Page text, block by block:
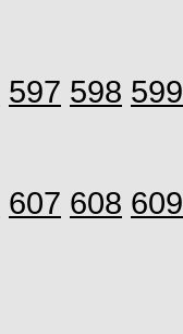
597 598 599
607 608 609